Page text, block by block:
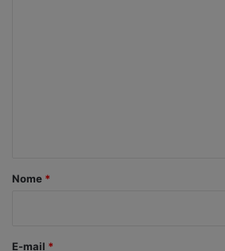
r
*
Nome *
E-mail *